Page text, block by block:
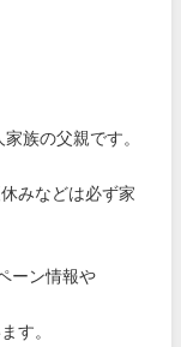
族の父親です。
みなどは必ず家
ーン情報や
す。